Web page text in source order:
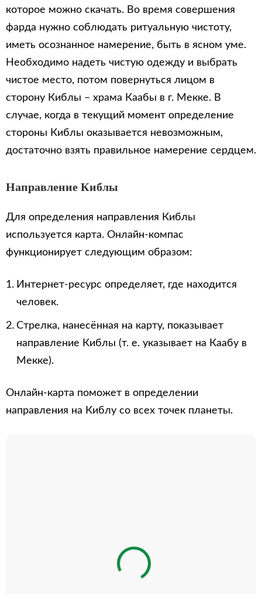
которое можно скачать. Во время совершения
фарда нужно соблюдать ритуальную чистоту,
иметь осознанное намерение, быть в ясном уме.
Необходимо надеть чистую одежду и выбрать
чистое место, потом повернуться лицом в
сторону Киблы – храма Каабы в г. Мекке. В
случае, когда в текущий момент определение
стороны Киблы оказывается невозможным,
достаточно взять правильное намерение сердцем.
Направление Киблы
Для определения направления Киблы
используется карта. Онлайн-компас
функционирует следующим образом:
Интернет-ресурс определяет, где находится
человек.
Стрелка, нанесённая на карту, показывает
направление Киблы (т. е. указывает на Каабу в
Мекке).
Онлайн-карта поможет в определении
направления на Киблу со всех точек планеты.